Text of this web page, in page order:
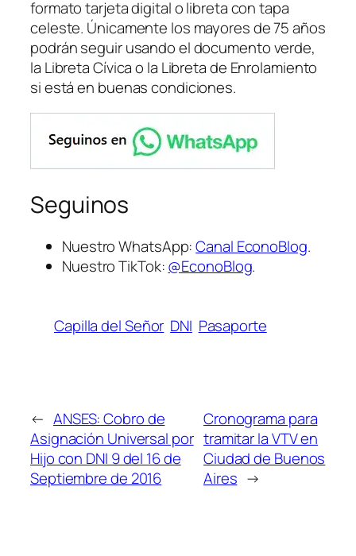
formato tarjeta digital o libreta con tapa
celeste. Únicamente los mayores de 75 años
podrán seguir usando el documento verde,
la Libreta Cívica o la Libreta de Enrolamiento
si está en buenas condiciones.
Seguinos
Nuestro WhatsApp:Canal EconoBlog.
Nuestro TikTok:@EconoBlog.
Capilla del Señor DNI Pasaporte
← ANSES: Cobro de
Asignación Universal por
Hijo con DNI 9 del 16 de
Septiembre de 2016
Cronograma para
tramitar la VTV en
Ciudad de Buenos
Aires →